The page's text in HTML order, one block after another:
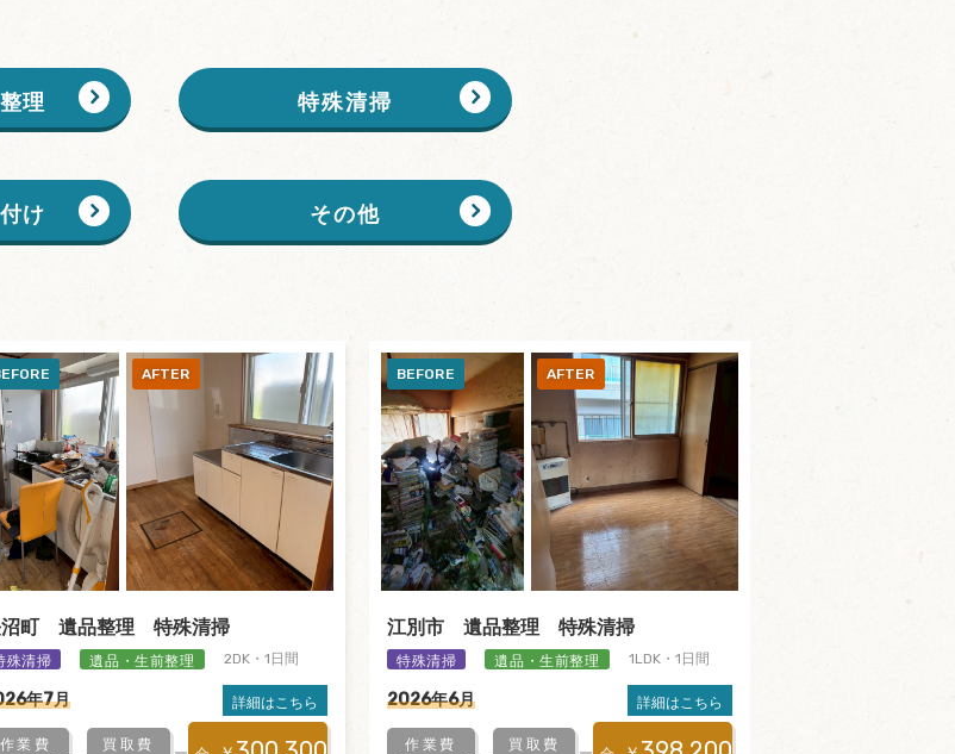
理 特殊清掃
け その他
町 遺品整理 特殊清掃
殊清掃 遺品・生前整理 2DK・1日間
年7月 詳細はこちら
作業費 買取費
江別市 遺品整理 特殊清掃
特殊清掃 遺品・生前整理 1LDK・1日間
2026年6月 詳細はこちら
作業費 買取費